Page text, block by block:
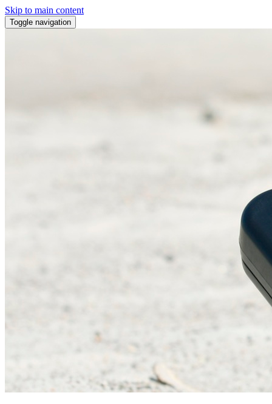
Skip to main content
Toggle navigation